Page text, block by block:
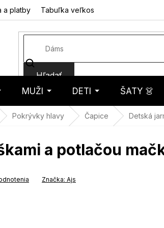
a platby Tabuľka veľkostí
Hľadať
MUŽI DETI ŠATY 👗
Pokrývky hlavy Čapice Detská
a potlačou
Značka: Ajs